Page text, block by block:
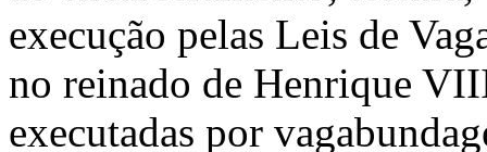
execução pelas Leis de
no reinado de Henrique
executadas por